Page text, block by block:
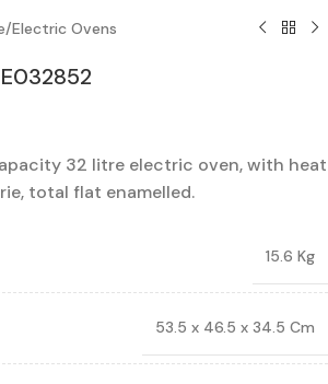
/Electric Ovens
32 litre electric oven, with heat
total flat enamelled.
15.6 Kg
53.5 x 46.5 x 34.5 Cm